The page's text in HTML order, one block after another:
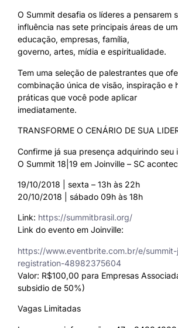
O Summit desafia os líderes a pensarem
influência nas sete principais áreas de
educação, empresas, família,
governo, artes, mídia e espiritualidade.
Tem uma seleção de palestrantes que
combinação única de visão, inspiração e
práticas que você pode aplicar
imediatamente.
TRANSFORME O CENÁRIO DE SUA
Confirme já sua presença adquirindo seu
O Summit 18|19 em Joinville – SC
19/10/2018 | sexta – 13h às 22h
20/10/2018 | sábado 09h às 18h
Link: https://summitbrasil.org/
Link do evento em Joinville:
https://www.eventbrite.com.br/e/
registration-48982375604
Valor: R$100,00 para Empresas
subsidio de 50%)
Vagas Limitadas